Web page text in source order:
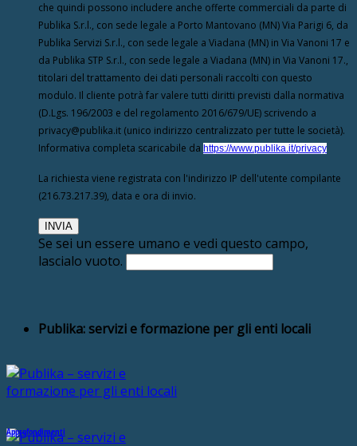
che quindi possono includere anche offerte commerciali da parte di
Publika S.r.l., con sede legale a Porto Mantovano (MN) Via Parigi 6, da
Publika Servizi S.r.l., con sede legale a Viadana (MN) in Via Vanoni 17 e
da Publika STP S.r.l., con sede legale a Viadana (MN) in Via Vanoni 17.,
titolari del trattamento dei dati personali raccolti con questo
modulo. Il cliente potrà far valere tutti diritti previsti dalla normativa
(D.Lgs. 196/2003 e del regolamento 2016/679/UE) scrivendo a
privacy@publika.it (unico indirizzo centralizzato per tutte le società).
Informativa completa scaricabile da https://www.publika.it/privacy
La richiesta viene registrata con l'indirizzo IP dell'utente compilante
(216.73.217.39), data e ora di invio.
Se sei un essere umano e vedi questo campo,
lascialo vuoto.
Publika: servizi e formazione per gli enti locali
Approfondimenti